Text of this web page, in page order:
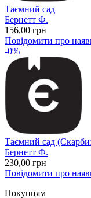
Таємний сад
Бернетт Ф.
156,00 грн
Повідомити про
-0%
Таємний сад
Бернетт Ф.
230,00 грн
Повідомити про
Покупцям